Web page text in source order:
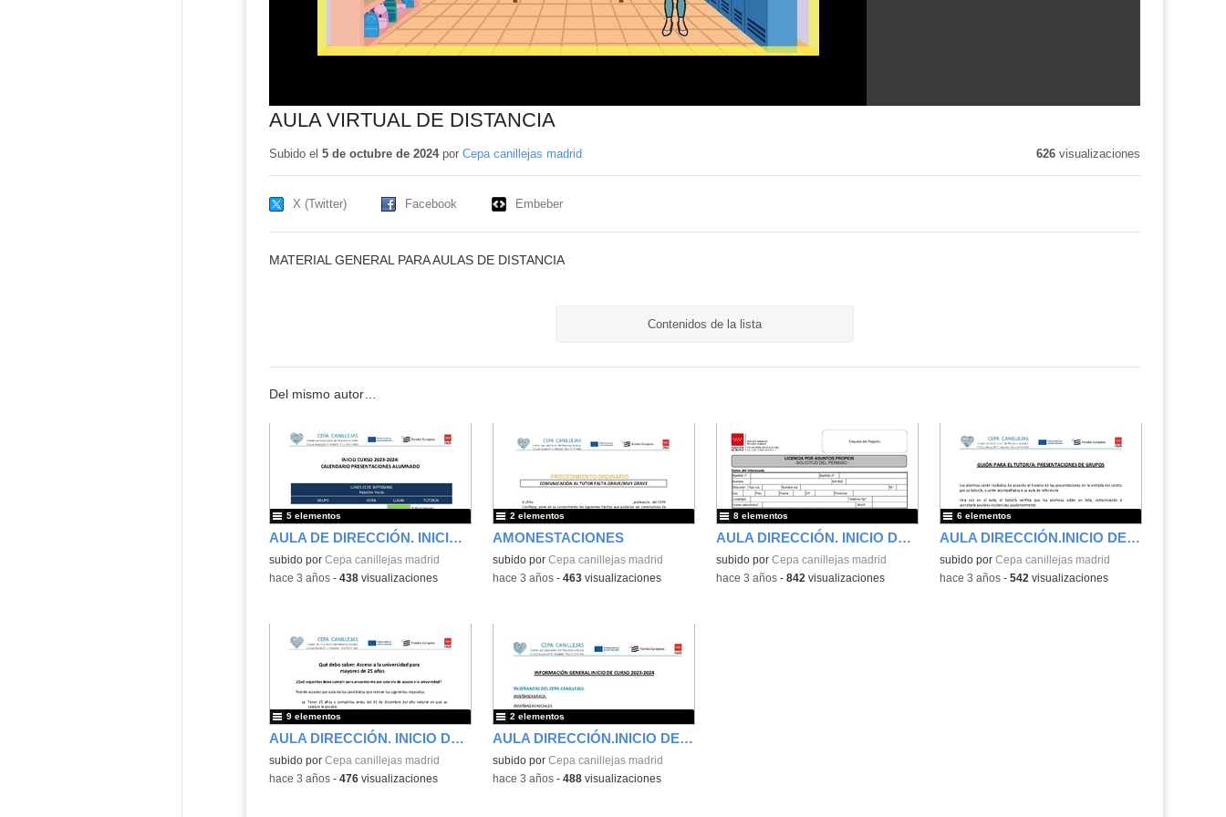
AULA VIRTUAL DE DISTANCIA
Subido el 5 de octubre de 2024por Cepa canillejas madrid 626visualizaciones
X (Twitter) Facebook Embeber
MATERIAL GENERAL PARA AULAS DE DISTANCIA
Contenidos de la lista
Del mismo autor…
AULA DE DIRECCIÓN. INICIO DE CURSO. PRESENTACIÓN ORIENTACIÓN
subido por Cepa canillejas madrid
5 elementos
-hace 3 años- 438visualizaciones
AMONESTACIONES
subido por Cepa canillejas madrid
2 elementos
-hace 3 años- 463visualizaciones
AULA DIRECCIÓN. INICIO DE CURSO.PERMISOS Y LICENCIAS
subido por Cepa canillejas madrid
8 elementos
-hace 3 años- 842 visualizaciones
AULA DIRECCIÓN.INICIO DE CURSO.PRESENTACIÓN GRUPOS
subido por Cepa canillejas madrid
6 elementos
-hace 3 años- 542 visualizaciones
AULA DIRECCIÓN. INICIO DE CURSO. ENSEÑANZAS
subido por Cepa canillejas madrid
9 elementos
-hace 3 años- 476visualizaciones
AULA DIRECCIÓN.INICIO DE CURSO.INFO PROFES
subido por Cepa canillejas madrid
2 elementos
-hace 3 años- 488visualizaciones